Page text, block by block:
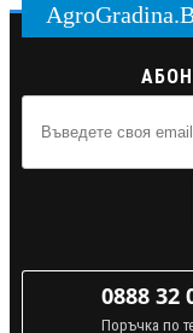
0888 32
Поръчка по